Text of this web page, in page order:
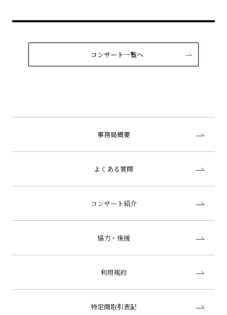
コンサート一覧へ
事務局概要
よくある質問
コンサート紹介
協力・後援
利用規約
特定商取引表記